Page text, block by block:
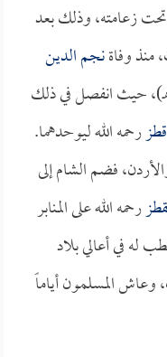
زعامته، وذلك بعد
منذ وفاةنجم الدين
الله في سنة (648هـ)، حيث انفصل في ذلك
قطزرحمه الله ليوحدهما.
فضم الشام إلى
قطزرحمه الله على المنابر
له في أعالي بلاد
وعاش المسلمون أياماً